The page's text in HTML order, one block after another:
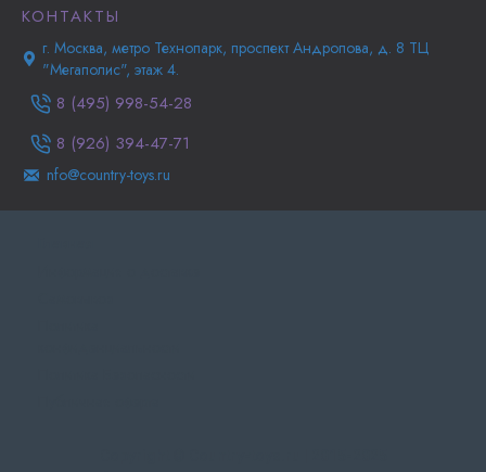
КОНТАКТЫ
г. Москва, метро Технопарк, проспект Андропова, д. 8 ТЦ
"Мегаполис", этаж 4.
8 (495) 998-54-28
8 (926) 394-47-71
nfo@country-toys.ru